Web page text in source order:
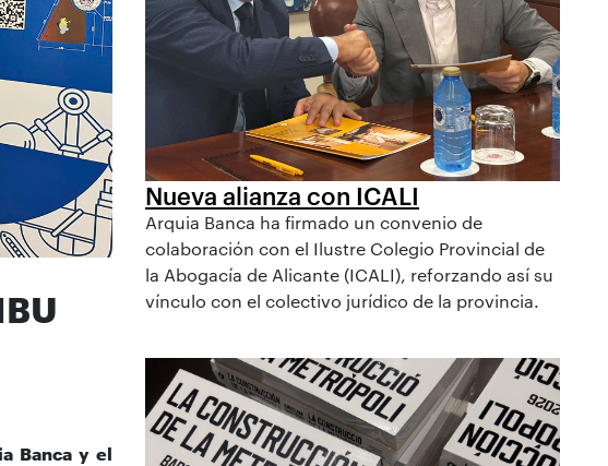
Banca y el
Nueva alianza con ICALI
Arquia Banca ha firmado un convenio de
colaboración con el Ilustre Colegio Provincial de
la Abogacía de Alicante (ICALI), reforzando así su
vínculo con el colectivo jurídico de la provincia.